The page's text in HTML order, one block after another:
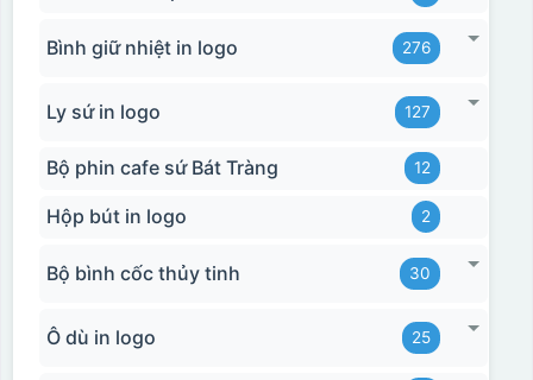
Bình giữ nhiệt in logo 276
Ly sứ in logo 127
Bộ phin cafe sứ Bát Tràng 12
Hộp bút in logo 2
Bộ bình cốc thủy tinh 30
Ô dù in logo 25